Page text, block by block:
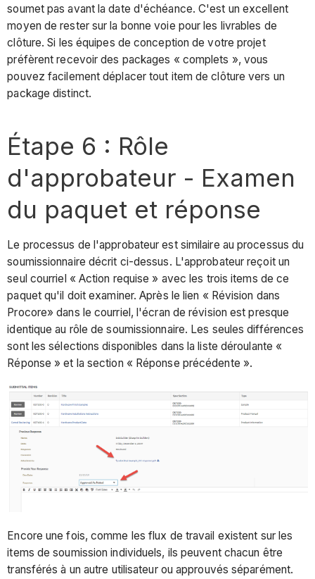
soumet pas avant la date d'échéance. C'est un excellent
moyen de rester sur la bonne voie pour les livrables de
clôture. Si les équipes de conception de votre projet
préfèrent recevoir des packages « complets », vous
pouvez facilement déplacer tout item de clôture vers un
package distinct.
Étape 6 : Rôle
d'approbateur - Examen
du paquet et réponse
Le processus de l'approbateur est similaire au processus du
soumissionnaire décrit ci-dessus. L'approbateur reçoit un
seul courriel « Action requise » avec les trois items de ce
paquet qu'il doit examiner. Après le lien « Révision dans
Procore» dans le courriel, l'écran de révision est presque
identique au rôle de soumissionnaire. Les seules différences
sont les sélections disponibles dans la liste déroulante «
Réponse » et la section « Réponse précédente ».
Encore une fois, comme les flux de travail existent sur les
items de soumission individuels, ils peuvent chacun être
transférés à un autre utilisateur ou approuvés séparément.